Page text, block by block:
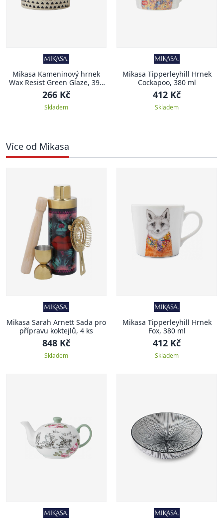
Mikasa Kameninový hrnek
Wax Resist Green Glaze, 390
ml
266 Kč
Skladem
Mikasa Tipperleyhill Hrnek
Cockapoo, 380 ml
412 Kč
Skladem
Více od Mikasa
Mikasa Sarah Arnett Sada pro
přípravu koktejlů, 4 ks
848 Kč
Skladem
Mikasa Tipperleyhill Hrnek
Fox, 380 ml
412 Kč
Skladem